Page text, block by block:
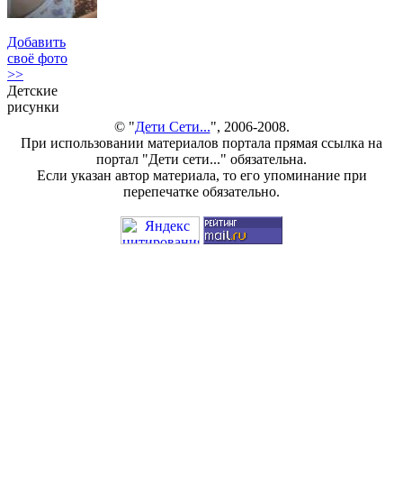
Добавить
своё фото
>>
Детские
рисунки
© "Дети Сети...", 2006-2008.
При использовании материалов портала прямая ссылка на
портал "Дети сети..." обязательна.
Если указан автор материала, то его упоминание при
перепечатке обязательно.